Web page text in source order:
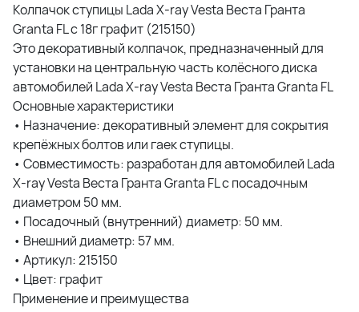
Колпачок ступицы Lada X-ray Vesta Веста Гранта
Granta FL с 18г графит (215150)
Это декоративный колпачок, предназначенный для
установки на центральную часть колёсного диска
автомобилей Lada X-ray Vesta Веста Гранта Granta FL
Основные характеристики
• Назначение: декоративный элемент для сокрытия
крепёжных болтов или гаек ступицы.
• Совместимость: разработан для автомобилей Lada
X-ray Vesta Веста Гранта Granta FL с посадочным
диаметром 50 мм.
• Посадочный (внутренний) диаметр: 50 мм.
• Внешний диаметр: 57 мм.
• Артикул: 215150
• Цвет: графит
Применение и преимущества